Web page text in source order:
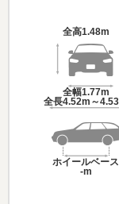
全高1.48m
全幅1.77m
全長4.52m～
ホイールベース
-m